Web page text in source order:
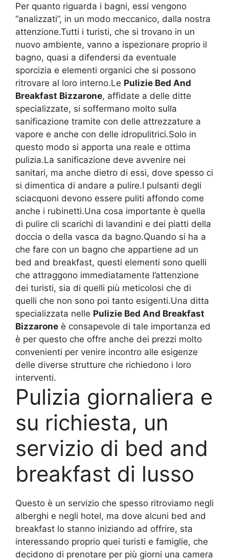
Per quanto riguarda i bagni, essi vengono
“analizzati”, in un modo meccanico, dalla nostra
attenzione.Tutti i turisti, che si trovano in un
nuovo ambiente, vanno a ispezionare proprio il
bagno, quasi a difendersi da eventuale
sporcizia e elementi organici che si possono
ritrovare al loro interno.Le Pulizie Bed And
Breakfast Bizzarone, affidate a delle ditte
specializzate, si soffermano molto sulla
sanificazione tramite con delle attrezzature a
vapore e anche con delle idropulitrici.Solo in
questo modo si apporta una reale e ottima
pulizia.La sanificazione deve avvenire nei
sanitari, ma anche dietro di essi, dove spesso ci
si dimentica di andare a pulire.I pulsanti degli
sciacquoni devono essere puliti affondo come
anche i rubinetti.Una cosa importante è quella
di pulire cli scarichi di lavandini e dei piatti della
doccia o della vasca da bagno.Quando si ha a
che fare con un bagno che appartiene ad un
bed and breakfast, questi elementi sono quelli
che attraggono immediatamente l’attenzione
dei turisti, sia di quelli più meticolosi che di
quelli che non sono poi tanto esigenti.Una ditta
specializzata nelle Pulizie Bed And Breakfast
Bizzarone è consapevole di tale importanza ed
è per questo che offre anche dei prezzi molto
convenienti per venire incontro alle esigenze
delle diverse strutture che richiedono i loro
interventi.
Pulizia giornaliera e
su richiesta, un
servizio di bed and
breakfast di lusso
Questo è un servizio che spesso ritroviamo negli
alberghi e negli hotel, ma dove alcuni bed and
breakfast lo stanno iniziando ad offrire, sta
interessando proprio quei turisti e famiglie, che
decidono di prenotare per più giorni una camera